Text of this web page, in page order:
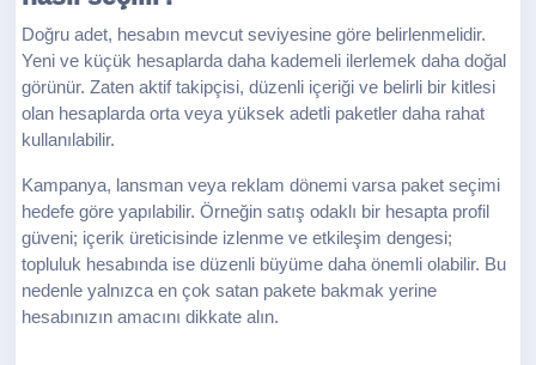
Doğru adet, hesabın mevcut seviyesine göre belirlenmelidir.
Yeni ve küçük hesaplarda daha kademeli ilerlemek daha doğal
görünür. Zaten aktif takipçisi, düzenli içeriği ve belirli bir kitlesi
olan hesaplarda orta veya yüksek adetli paketler daha rahat
kullanılabilir.
Kampanya, lansman veya reklam dönemi varsa paket seçimi
hedefe göre yapılabilir. Örneğin satış odaklı bir hesapta profil
güveni; içerik üreticisinde izlenme ve etkileşim dengesi;
topluluk hesabında ise düzenli büyüme daha önemli olabilir. Bu
nedenle yalnızca en çok satan pakete bakmak yerine
hesabınızın amacını dikkate alın.